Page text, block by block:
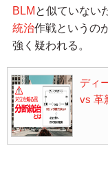
BLM と似ていない
統治作戦というの
強く疑われる。
ディ
vs 革